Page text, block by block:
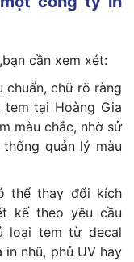
cần xem xét:
chuẩn, chữ rõ ràng
tại Hoàng Gia
màu chắc, nhờ sử
quản lý màu
thể thay đổi kích
kế theo yêu cầu
loại tem từ decal
nhũ, phủ UV hay